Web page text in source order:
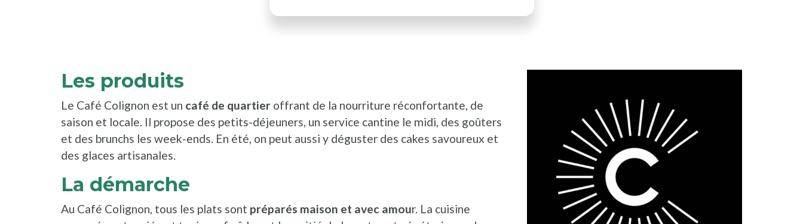
Les produits
Le Café Colignon est un café de quartier offrant de la nourriture réconfortante, de
saison et locale. Il propose des petits-déjeuners, un service cantine le midi, des goûters
et des brunchs les week-ends. En été, on peut aussi y déguster des cakes savoureux et
des glaces artisanales.
La démarche
Au Café Colignon, tous les plats sont préparés maison et avec amour. La cuisine